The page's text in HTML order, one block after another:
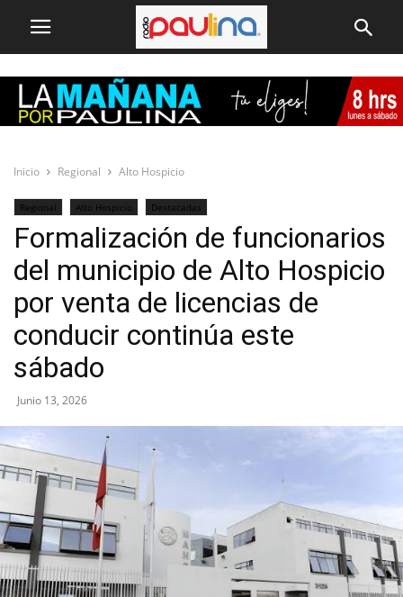
Inicio Regional Alto Hospicio
Regional Alto Hospicio Destacadas
Formalización de funcionarios
del municipio de Alto Hospicio
por venta de licencias de
conducir continúa este
sábado
Junio 13, 2026